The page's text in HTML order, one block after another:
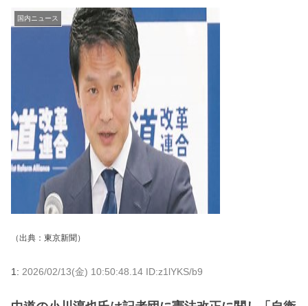
国内ニュース
（出典： 東京新聞 ）
1: 2026/02/13(金) 10:50:48.14 ID:z1lYKS/b9